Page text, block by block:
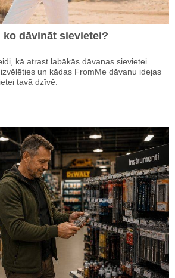
ko dāvināt sievietei?
kā atrast labākās dāvanas sievietei
un kādas FromMe dāvanu idejas
tavā dzīvē.